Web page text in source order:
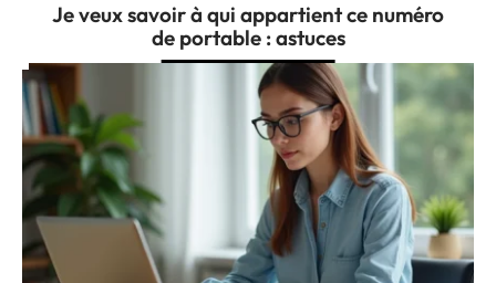
Je veux savoir à qui appartient ce numéro
de portable : astuces